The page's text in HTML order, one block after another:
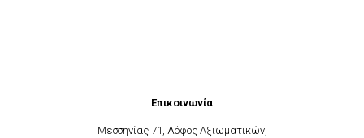
Επικοινωνία
Μεσσηνίας 71, Λόφος Αξιωματικών,